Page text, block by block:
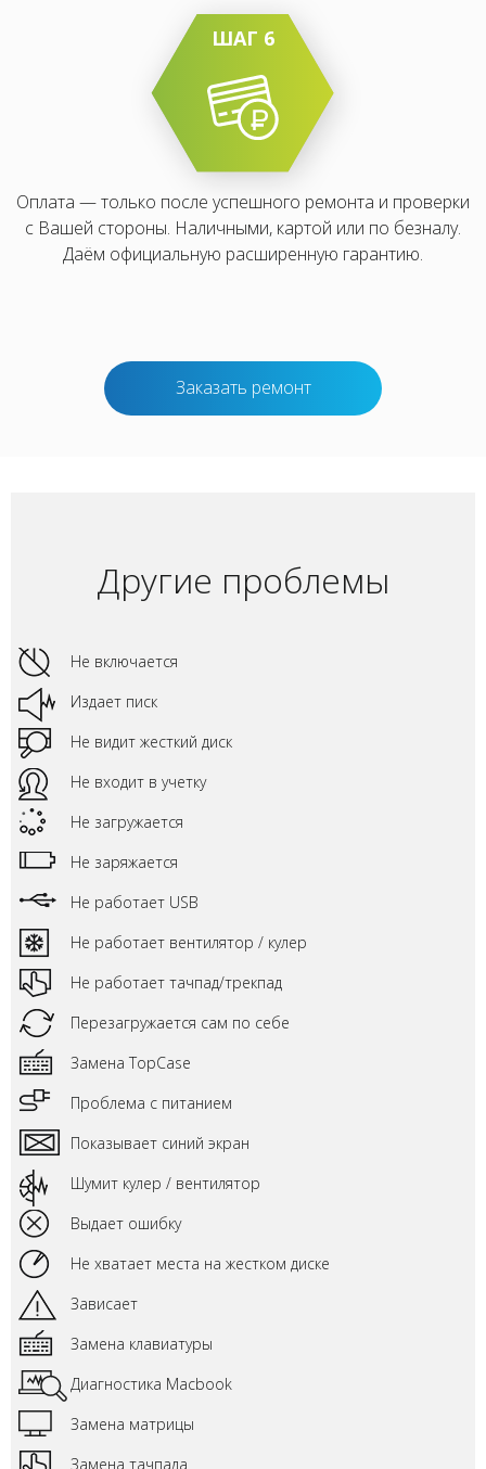
ШАГ 6
Оплата — только после успешного ремонта и проверки
с Вашей стороны. Наличными, картой или по безналу.
Даём официальную расширенную гарантию.
Заказать ремонт
Другие проблемы
Не включается
Издает писк
Не видит жесткий диск
Не входит в учетку
Не загружается
Не заряжается
Не работает USB
Не работает вентилятор / кулер
Не работает тачпад/трекпад
Перезагружается сам по себе
Замена TopCase
Проблема с питанием
Показывает синий экран
Шумит кулер / вентилятор
Выдает ошибку
Не хватает места на жестком диске
Зависает
Замена клавиатуры
Диагностика Macbook
Замена матрицы
Замена тачпада